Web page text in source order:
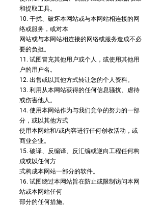
和提取工具。
10. 干扰、破坏本网站或与本网站相连接的网
络或服务，或对本
网站或与本网站相连接的网络或服务造成不必
要的负担。
11. 试图冒充其他用户或个人，或使用其他用
户的用户名。
12. 出售或以其他方式转让您的个人资料。
13. 利用从本网站获得的任何信息骚扰、虐待
或伤害他人。
14. 使用本网站作为与我们竞争的努力的一部
分，或以其他方式
使用本网站和/或内容进行任何创收活动，或
商业企业。
15. 破译、反编译、反汇编或逆向工程任何构
成或以任何方
式构成本网站一部分的软件。
16. 试图绕过本网站旨在防止或限制访问本网
站或本网站任何
部分的任何措施。